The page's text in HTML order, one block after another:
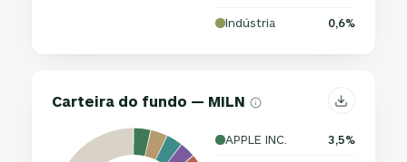
Indústria 0,6%
Carteira do fundo — MILN
APPLE INC. 3,5%